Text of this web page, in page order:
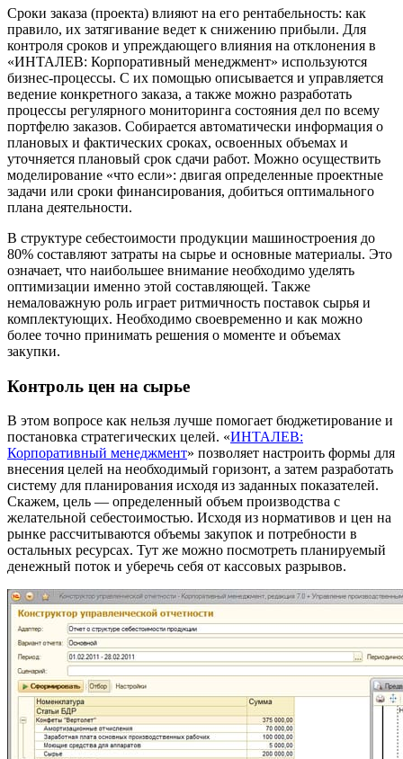
Сроки заказа (проекта) влияют на его рентабельность: как
правило, их затягивание ведет к снижению прибыли. Для
контроля сроков и упреждающего влияния на отклонения в
«ИНТАЛЕВ: Корпоративный менеджмент» используются
бизнес-процессы. С их помощью описывается и управляется
ведение конкретного заказа, а также можно разработать
процессы регулярного мониторинга состояния дел по всему
портфелю заказов. Собирается автоматически информация о
плановых и фактических сроках, освоенных объемах и
уточняется плановый срок сдачи работ. Можно осуществить
моделирование «что если»: двигая определенные проектные
задачи или сроки финансирования, добиться оптимального
плана деятельности.
В структуре себестоимости продукции машиностроения до
80% составляют затраты на сырье и основные материалы. Это
означает, что наибольшее внимание необходимо уделять
оптимизации именно этой составляющей. Также
немаловажную роль играет ритмичность поставок сырья и
комплектующих. Необходимо своевременно и как можно
более точно принимать решения о моменте и объемах
закупки.
Контроль цен на сырье
В этом вопросе как нельзя лучше помогает бюджетирование и
постановка стратегических целей. «ИНТАЛЕВ:
Корпоративный менеджмент» позволяет настроить формы для
внесения целей на необходимый горизонт, а затем разработать
систему для планирования исходя из заданных показателей.
Скажем, цель — определенный объем производства с
желательной себестоимостью. Исходя из нормативов и цен на
рынке рассчитываются объемы закупок и потребности в
остальных ресурсах. Тут же можно посмотреть планируемый
денежный поток и уберечь себя от кассовых разрывов.